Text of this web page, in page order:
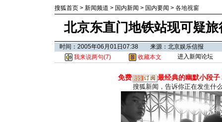
搜狐首页 > 新闻频道 > 国内新闻 > 国内要闻 > 各地视窗
北京东直门地铁站现可疑
时间：2005年06月01日07:38 来源：北京娱乐信报
我来说两句(7) 收藏本文 进入新闻论坛
免费 最经典的幽默小段子
搜狐新闻，告诉你正在发生什